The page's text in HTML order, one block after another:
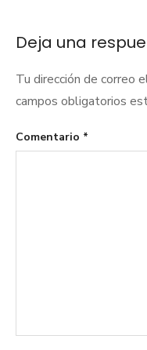
Deja una
Tu dirección de correo
campos obligatorios
Comentario *